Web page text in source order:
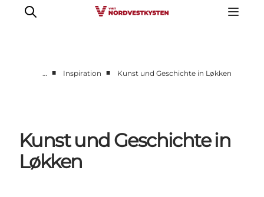
Events
Unterkunft
Mach deine Urlaubsplanung
… ■ Inspiration ■ Kunst und Geschichte in Løkken
Kunst und Geschichte in
Løkken